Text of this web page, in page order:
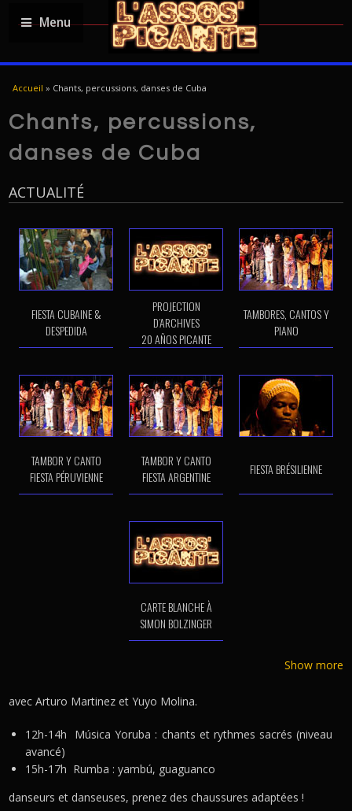
Menu
YOU ARE HERE
Accueil » Chants, percussions, danses de Cuba
Chants, percussions,
danses de Cuba
ACTUALITÉ
FIESTA CUBAINE &
DESPEDIDA
PROJECTION
D’ARCHIVES
20 AÑOS PICANTE
TAMBORES, CANTOS Y
PIANO
TAMBOR Y CANTO
FIESTA PÉRUVIENNE
TAMBOR Y CANTO
FIESTA ARGENTINE
FIESTA BRÉSILIENNE
CARTE BLANCHE À
SIMON BOLZINGER
Show more
avec Arturo Martinez et Yuyo Molina.
12h-14h Música Yoruba : chants et rythmes sacrés (niveau
avancé)
15h-17h Rumba : yambú, guaguanco
danseurs et danseuses, prenez des chaussures adaptées !